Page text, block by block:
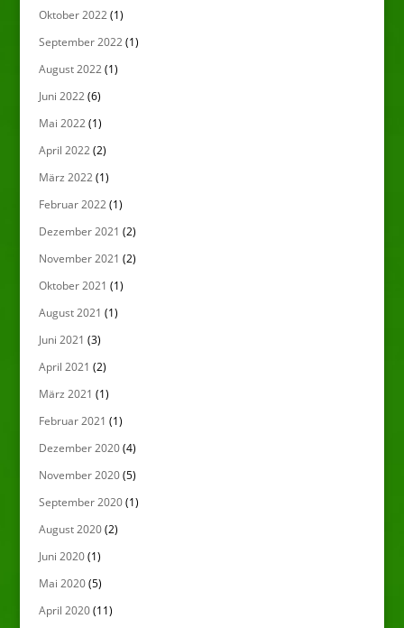
Oktober 2022(1)
September 2022(1)
August 2022(1)
Juni 2022(6)
Mai 2022(1)
April 2022(2)
März 2022(1)
Februar 2022(1)
Dezember 2021 (2)
November 2021 (2)
Oktober 2021 (1)
August 2021 (1)
Juni 2021 (3)
April 2021 (2)
März 2021 (1)
Februar 2021 (1)
Dezember 2020(4)
November 2020(5)
September 2020(1)
August 2020(2)
Juni 2020(1)
Mai 2020(5)
April 2020(11)